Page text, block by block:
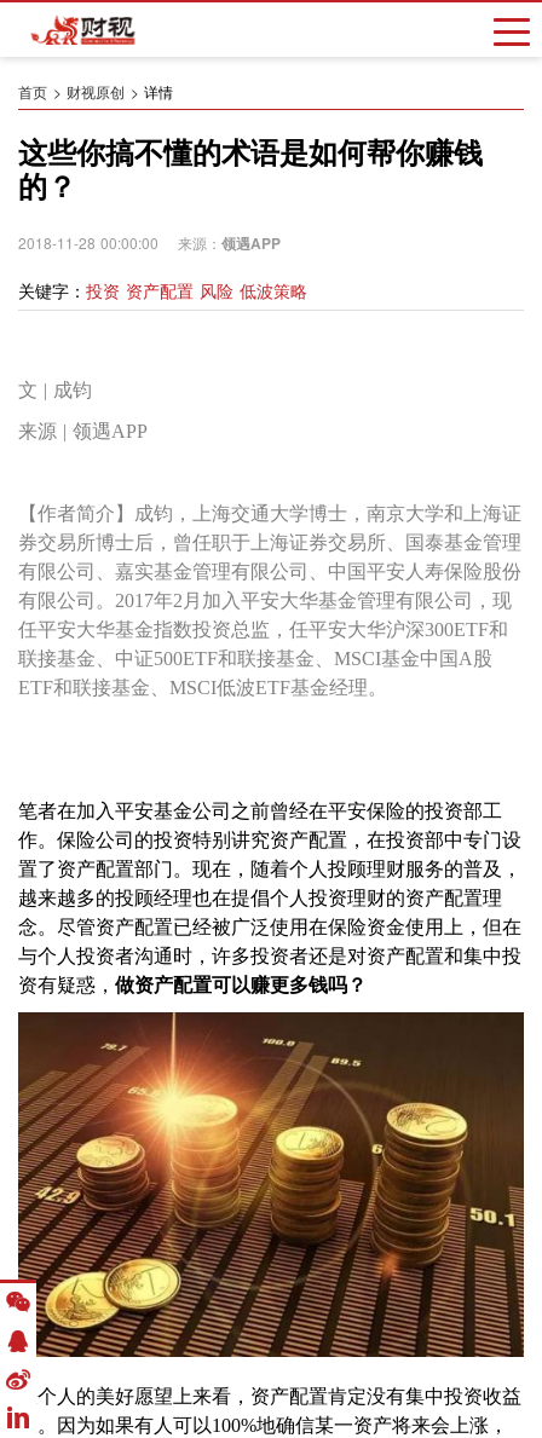
首页 财视原创 详情
这些你搞不懂的术语是如何帮你赚钱
的？
2018-11-28 00:00:00 来源： 领遇APP
关键字： 投资 资产配置 风险 低波策略
文 | 成钧
来源 | 领遇APP
【作者简介】成钧，上海交通大学博士，南京大学和上海证
券交易所博士后，曾任职于上海证券交易所、国泰基金管理
有限公司、嘉实基金管理有限公司、中国平安人寿保险股份
有限公司。2017年2月加入平安大华基金管理有限公司，现
任平安大华基金指数投资总监，任平安大华沪深300ETF和
联接基金、中证500ETF和联接基金、MSCI基金中国A股
ETF和联接基金、MSCI低波ETF基金经理。
笔者在加入平安基金公司之前曾经在平安保险的投资部工
作。保险公司的投资特别讲究资产配置，在投资部中专门设
置了资产配置部门。现在，随着个人投顾理财服务的普及，
越来越多的投顾经理也在提倡个人投资理财的资产配置理
念。尽管资产配置已经被广泛使用在保险资金使用上，但在
与个人投资者沟通时，许多投资者还是对资产配置和集中投
资有疑惑， 做资产配置可以赚更多钱吗？
从个人的美好愿望上来看，资产配置肯定没有集中投资收益
大。因为如果有人可以100%地确信某一资产将来会上涨，